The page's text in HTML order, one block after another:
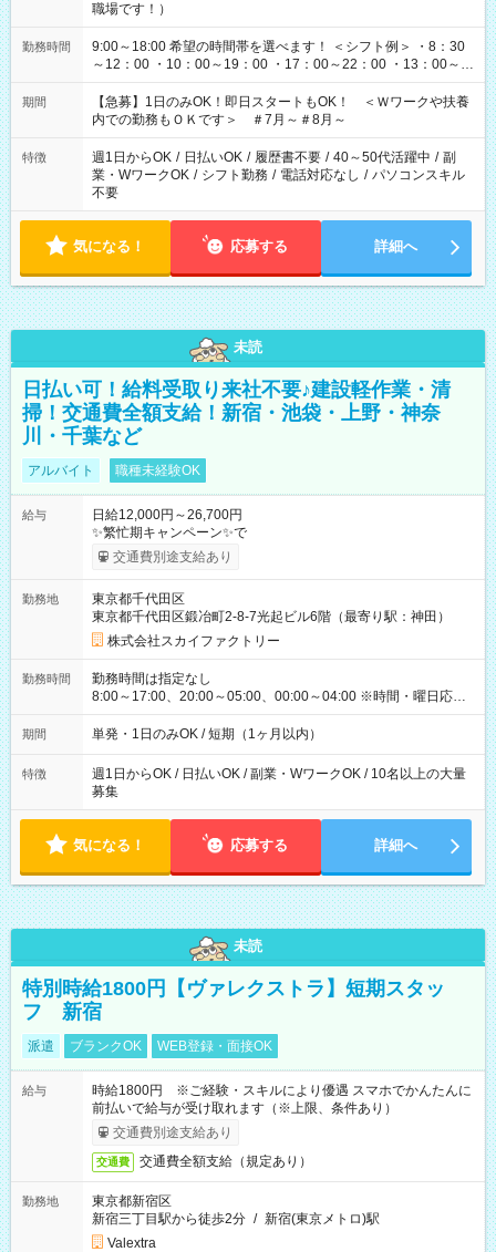
職場です！）
勤務時間
9:00～18:00 希望の時間帯を選べます！ ＜シフト例＞ ・8：30
～12：00 ・10：00～19：00 ・17：00～22：00 ・13：00～
22：00 ・22：00～翌6：00 など
期間
【急募】1日のみOK！即日スタートもOK！ ＜Ｗワークや扶養
内での勤務もＯＫです＞ ＃7月～＃8月～
特徴 週1日からOK / 日払いOK / 履歴書不要 / 40～50代活躍中 / 副
業・WワークOK / シフト勤務 / 電話対応なし / パソコンスキル
不要
気になる！ 応募する 詳細へ
未読
日払い可！給料受取り来社不要♪建設軽作業・清
掃！交通費全額支給！新宿・池袋・上野・神奈
川・千葉など
アルバイト 職種未経験OK
給与
日給12,000円～26,700円
✨繁忙期キャンペーン✨で
交通費別途支給あり
勤務地
東京都千代田区
東京都千代田区鍛冶町2-8-7光起ビル6階（最寄り駅：神田）
株式会社スカイファクトリー
勤務時間
勤務時間は指定なし
8:00～17:00、20:00～05:00、00:00～04:00 ※時間・曜日応相
談 ※深夜・早朝帯もあり ※週1日、1日4ｈから勤務OK！ もち
ろん週5以上のレギュラーワークも☆ 平日のみ・土日のみも
期間 単発・1日のみOK / 短期（1ヶ月以内）
特徴
週1日からOK / 日払いOK / 副業・WワークOK / 10名以上の大量
募集
気になる！ 応募する 詳細へ
未読
特別時給1800円【ヴァレクストラ】短期スタッ
フ 新宿
派遣 ブランクOK WEB登録・面接OK
給与
時給1800円 ※ご経験・スキルにより優遇 スマホでかんたんに
前払いで給与が受け取れます（※上限、条件あり）
交通費別途支給あり
交通費 交通費全額支給（規定あり）
勤務地
東京都新宿区
新宿三丁目駅から徒歩2分 / 新宿(東京メトロ)駅
Valextra